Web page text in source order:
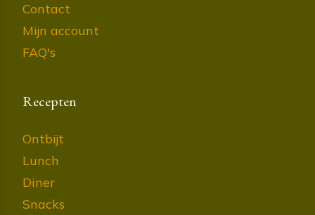
Contact
Mijn account
FAQ's
Recepten
Ontbijt
Lunch
Diner
Snacks